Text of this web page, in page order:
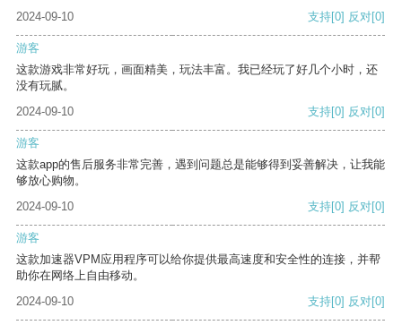
2024-09-10
支持[0] 反对[0]
游客
这款游戏非常好玩，画面精美，玩法丰富。我已经玩了好几个小时，还
没有玩腻。
2024-09-10
支持[0] 反对[0]
游客
这款app的售后服务非常完善，遇到问题总是能够得到妥善解决，让我能
够放心购物。
2024-09-10
支持[0] 反对[0]
游客
这款加速器VPM应用程序可以给你提供最高速度和安全性的连接，并帮
助你在网络上自由移动。
2024-09-10
支持[0] 反对[0]